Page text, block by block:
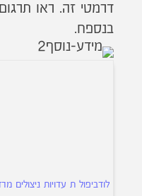
דרמטי זה. ראו
בנספח.
לודביפול ת עדויות ניצולים